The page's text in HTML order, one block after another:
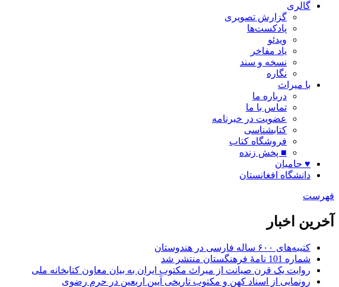
گالری
گزارش تصویری
پادکست‌ها
ویدئو
یاد مفاخر
نسخه و سند
نگاره
با میراث
درباره ما
تماس با ما
عضویت در خبرنامه
کتابشناسی
فروشگاه کتاب
■ پخش زنده
♥ حامیان
دانشگاه افغانستان
فهرست
آخرین اخبار
کتیبه‌های ۶۰۰ ساله فارسی در هندوستان
شماره 101 نامۀ فرهنگستان منتشر شد
روایت یک قرن صیانت از میراث مکتوب ایران به بیان معاون کتابخانه ملی
رونمایی از اسناد کهن و مکتوب تاریخی آیین اربعین در حرم رضوی